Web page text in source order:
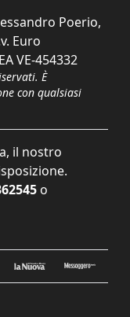
Poerio,
Euro
VE-454332
È
con qualsiasi
il nostro
o